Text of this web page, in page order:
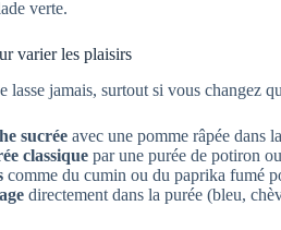
verte.
varier les plaisirs
lasse jamais, surtout si vous changez
sucrée avec une pomme râpée dans
classique par une purée de potiron
comme du cumin ou du paprika fumé
directement dans la purée (bleu,